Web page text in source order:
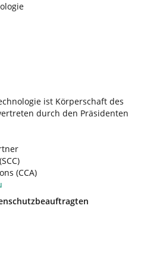
ist Körperschaft des
durch den Präsidenten
(CCA)